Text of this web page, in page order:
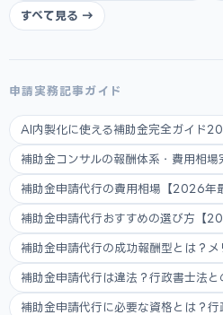
すべて見る →
申請実務記事ガイド
AI内製化に使える補助金完全ガイド
補助金コンサルの報酬体系・費用相場
補助金申請代行の費用相場【2026年
補助金申請代行おすすめの選び方【
補助金申請代行の成功報酬型とは？メ
補助金申請代行は違法？行政書士法と
補助金申請代行に必要な資格とは？行